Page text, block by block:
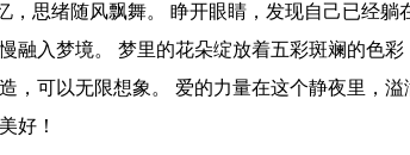
孩、三孩家庭购买新房最高补贴10万元
亿元 信贷、社融大幅冲高
，思绪随风飘舞。 睁开眼睛，发现自己已经躺
融入梦境。 梦里的花朵绽放着五彩斑斓的色彩
，可以无限想象。 爱的力量在这个静夜里，溢
好！